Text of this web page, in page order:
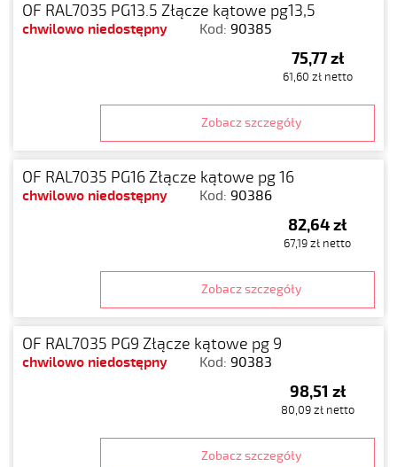
OF RAL7035 PG13.5 Złącze kątowe pg13,5
chwilowo niedostępny Kod: 90385
75,77 zł
61,60 zł netto
Zobacz szczegóły
OF RAL7035 PG16 Złącze kątowe pg 16
chwilowo niedostępny Kod: 90386
82,64 zł
67,19 zł netto
Zobacz szczegóły
OF RAL7035 PG9 Złącze kątowe pg 9
chwilowo niedostępny Kod: 90383
98,51 zł
80,09 zł netto
Zobacz szczegóły